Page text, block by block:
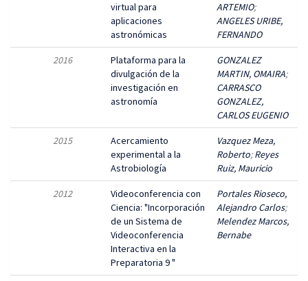
virtual para
aplicaciones
astronómicas
ARTEMIO;
ANGELES URIBE,
FERNANDO
2016
Plataforma para la
divulgación de la
investigación en
astronomía
GONZALEZ
MARTIN, OMAIRA;
CARRASCO
GONZALEZ,
CARLOS EUGENIO
2015
Acercamiento
experimental a la
Astrobiología
Vazquez Meza,
Roberto;Reyes
Ruiz, Mauricio
2012
Videoconferencia con
Ciencia: "Incorporación
de un Sistema de
Videoconferencia
Interactiva en la
Preparatoria 9 "
Portales Rioseco,
Alejandro Carlos;
Melendez Marcos,
Bernabe